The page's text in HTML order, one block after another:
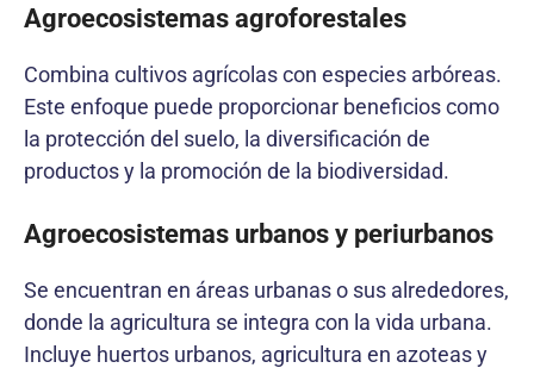
Agroecosistemas agroforestales
Combina cultivos agrícolas con especies arbóreas.
Este enfoque puede proporcionar beneficios como
la protección del suelo, la diversificación de
productos y la promoción de la biodiversidad.
Agroecosistemas urbanos y periurbanos
Se encuentran en áreas urbanas o sus alrededores,
donde la agricultura se integra con la vida urbana.
Incluye huertos urbanos, agricultura en azoteas y